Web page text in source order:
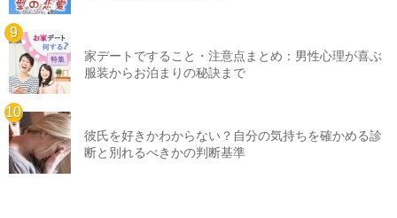
家デートですること・注意点まとめ：男性心理が喜ぶ
服装からお泊まりの秘訣まで
彼氏を好きかわからない？自分の気持ちを確かめる診
断と別れるべきかの判断基準